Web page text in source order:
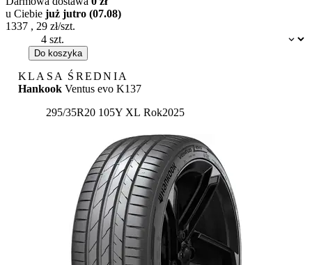
Dostępność:
u Ciebie już jutro (07.08)
1337 , 29 zł/szt.
Do koszyka
KLASA ŚREDNIA
Hankook Ventus evo K137
295/35R20 105Y XL Rok2025